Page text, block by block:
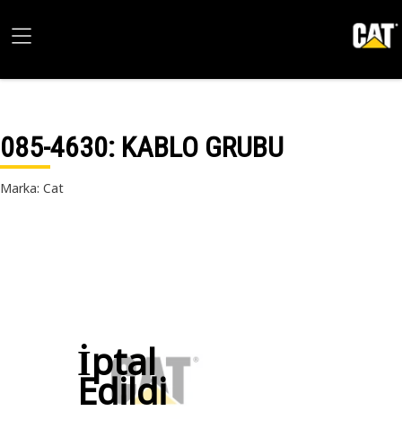
085-4630: KABLO GRUBU
Marka: Cat
İptal
Edildi